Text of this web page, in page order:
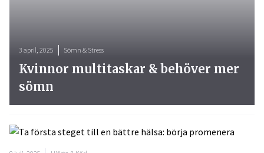
3 april, 2025 Sömn & Stress
Kvinnor multitaskar & behöver mer
sömn